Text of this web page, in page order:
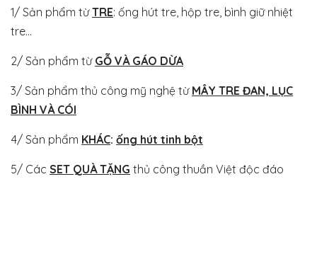
1/ Sản phẩm từTRE: ống hút tre, hộp tre, bình giữ nhiệt
tre...
2/ Sản phẩm từ GỖ VÀ GÁO DỪA
3/ Sản phẩm thủ công mỹ nghệ từ MÂY TRE ĐAN, LỤC
BÌNH VÀ CÓI
4/ Sản phẩm KHÁC: ống hút tinh bột
5/ Các SET QUÀ TẶNG thủ công thuần Việt độc đáo